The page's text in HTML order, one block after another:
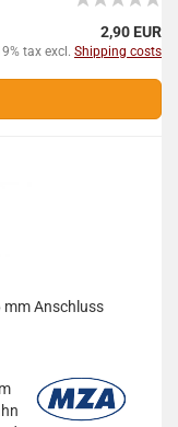
2,90 EUR
tax excl. Shipping costs
mm Anschluss